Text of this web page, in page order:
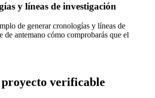
y líneas de investigación
de generar cronologías y líneas de
de antemano cómo comprobarás que el
verificable